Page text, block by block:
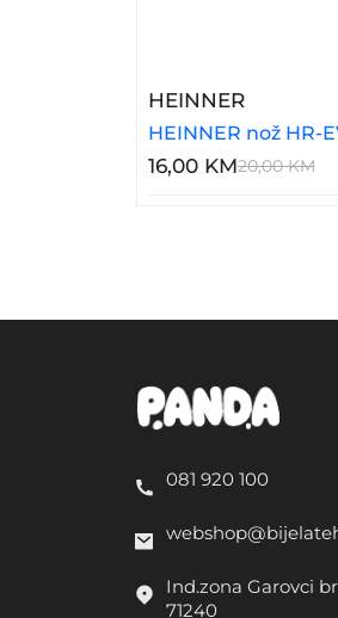
HEINNER–
HEINNER nož HR-
16,00 KM20,00 KM
081 920 100
Ind.zona Garovci
71240